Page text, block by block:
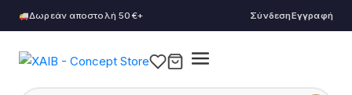
Δωρεάν αποστολή 50€+ ΣύνδεσηΕγγραφή